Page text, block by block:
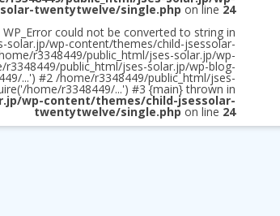
twentytwelve/single.php on line 24
could not be converted to string in
solar.jp/wp-content/themes/child-jsessolar-
r3348449/public_html/jses-solar.jp/wp-
public_html/jses-solar.jp/wp-blog-
...') #2 /home/r3348449/public_html/jses-
home/r3348449/...') #3 {main} thrown in
wp-content/themes/child-jsessolar-
twentytwelve/single.php on line 24